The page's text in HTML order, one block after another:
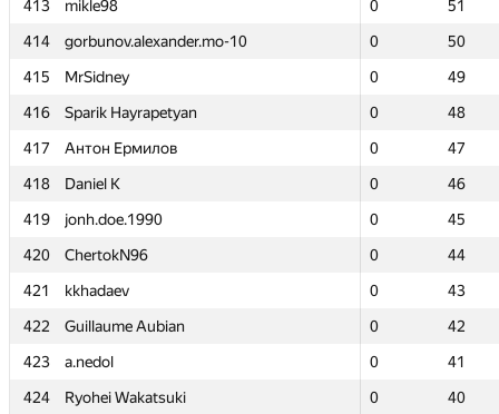
413
mikle98 0
51
414
gorbunov.alexander.mo-10 0
50
415
MrSidney 0
49
416
Sparik Hayrapetyan 0
48
417
Антон Ермилов 0
47
418
Daniel K 0
46
419
jonh.doe.1990 0
45
420
ChertokN96 0
44
421
kkhadaev 0
43
422
Guillaume Aubian 0
42
423
a.nedol 0
41
424
Ryohei Wakatsuki 0
40
413
mikle98 0
51
414
gorbunov.alexander.mo-10 0
50
415
MrSidney 0
49
416
Sparik Hayrapetyan 0
48
417
Антон Ермилов 0
47
418
Daniel K 0
46
419
jonh.doe.1990 0
45
420
ChertokN96 0
44
421
kkhadaev 0
43
422
Guillaume Aubian 0
42
423
a.nedol 0
41
424
Ryohei Wakatsuki 0
40